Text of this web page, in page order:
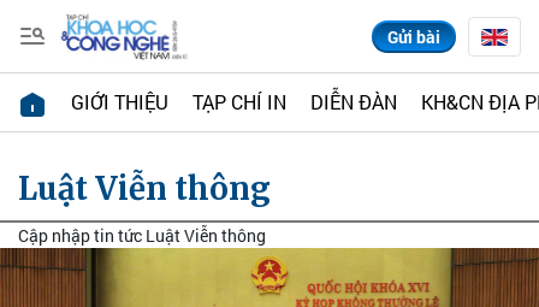
Gửi bài
GIỚI THIỆU TẠP CHÍ IN DIỄN ĐÀN KH&CN ĐỊA
Luật Viễn thông
Cập nhập tin tức Luật Viễn thông